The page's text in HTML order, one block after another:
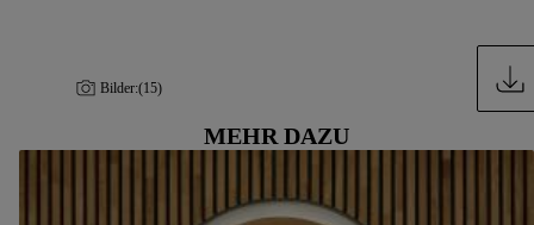
Bilder:(15)
MEHR DAZU